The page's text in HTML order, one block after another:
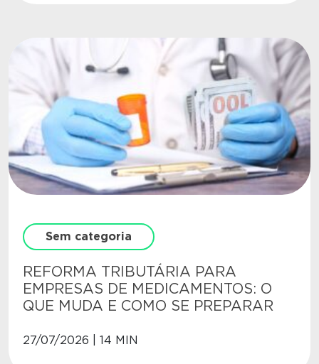
Sem categoria
REFORMA TRIBUTÁRIA PARA
EMPRESAS DE MEDICAMENTOS: O
QUE MUDA E COMO SE PREPARAR
27/07/2026 | 14 MIN